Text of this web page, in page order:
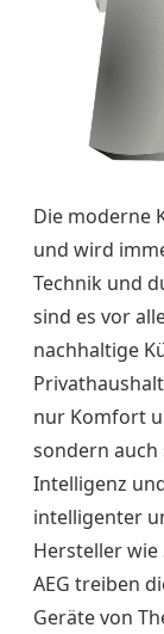
Die moderne
und wird
Technik und
sind es vor
nachhaltige
nur Komfort
sondern
Intelligenz
intelligenter
Hersteller wie
AEG treiben
Geräte von